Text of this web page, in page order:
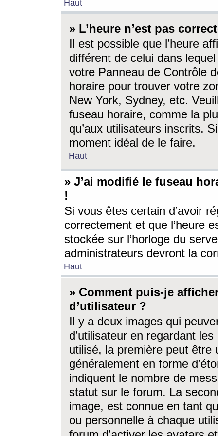
Haut
» L’heure n’est pas
Il est possible que l’heure
différent de celui dans
votre Panneau de Contrôle
horaire pour trouver votre
New York, Sydney, etc.
fuseau horaire, comme la
qu’aux utilisateurs inscrits.
moment idéal de le faire.
Haut
» J’ai modifié le fuseau
!
Si vous êtes certain d’avoir
correctement et que l’heure
stockée sur l’horloge du
administrateurs devront la
Haut
» Comment puis-je
d’utilisateur ?
Il y a deux images qui
d’utilisateur en regardant
utilisé, la première peut être
généralement en forme
indiquent le nombre de
statut sur le forum. La
image, est connue en tant
ou personnelle à chaque